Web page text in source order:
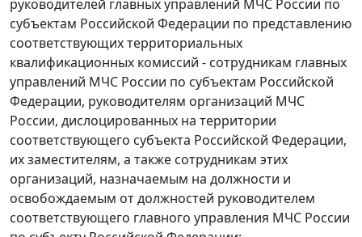
руководителей главных управлений МЧС России по
субъектам Российской Федерации по представлению
соответствующих территориальных
квалификационных комиссий - сотрудникам главных
управлений МЧС России по субъектам Российской
Федерации, руководителям организаций МЧС
России, дислоцированных на территории
соответствующего субъекта Российской Федерации,
их заместителям, а также сотрудникам этих
организаций, назначаемым на должности и
освобождаемым от должностей руководителем
соответствующего главного управления МЧС России